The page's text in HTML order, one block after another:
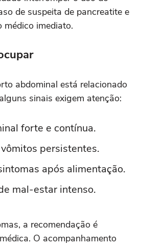
de suspeita de pancreatite e
médico imediato.
abdominal está relacionado
sinais exigem atenção:
forte e contínua.
persistentes.
após alimentação.
mal-estar intenso.
a recomendação é
O acompanhamento